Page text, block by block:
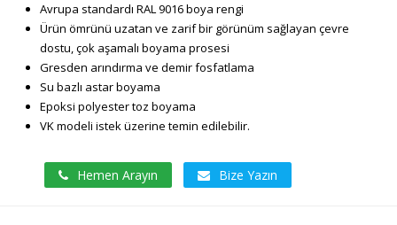
Avrupa standardı RAL 9016 boya rengi
Ürün ömrünü uzatan ve zarif bir görünüm sağlayan çevre
dostu, çok aşamalı boyama prosesi
Gresden arındırma ve demir fosfatlama
Su bazlı astar boyama
Epoksi polyester toz boyama
VK modeli istek üzerine temin edilebilir.
Hemen Arayın Bize Yazın